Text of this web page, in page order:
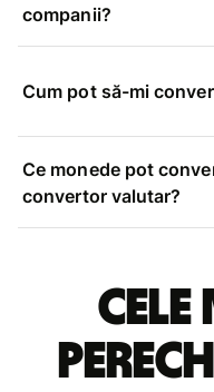
companii?
Cum pot să-mi
Ce monede pot
convertor valutar?
Cele